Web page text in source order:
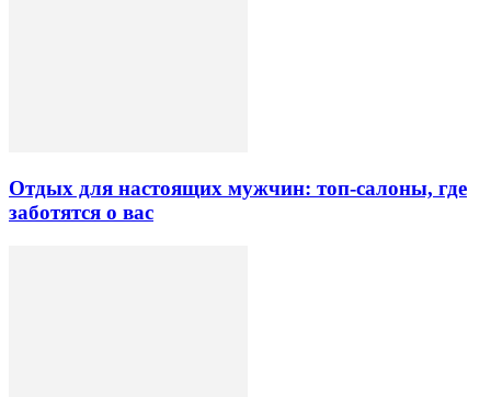
Отдых для настоящих мужчин: топ-салоны, где
заботятся о вас